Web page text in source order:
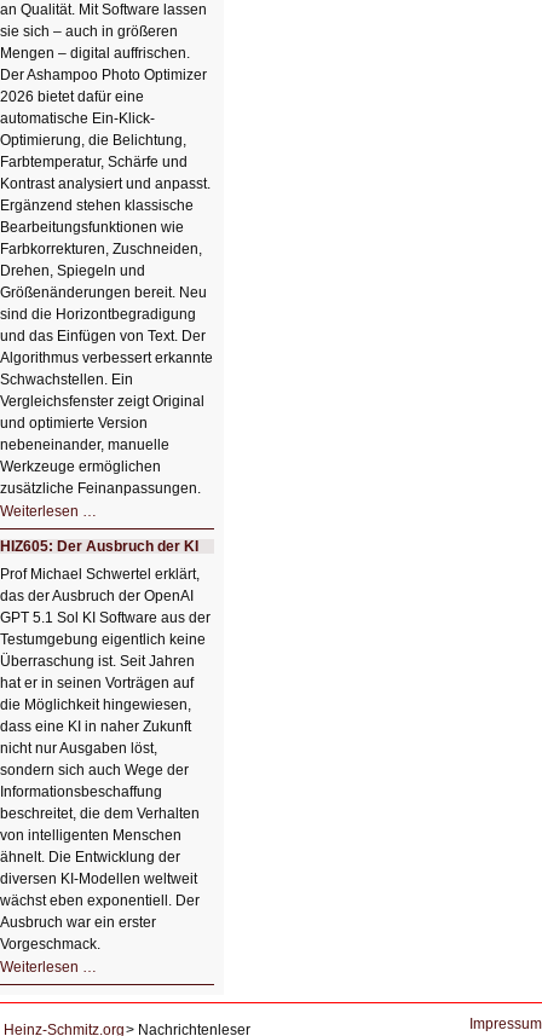
an Qualität. Mit Software lassen
sie sich – auch in größeren
Mengen – digital auffrischen.
Der Ashampoo Photo Optimizer
2026 bietet dafür eine
automatische Ein-Klick-
Optimierung, die Belichtung,
Farbtemperatur, Schärfe und
Kontrast analysiert und anpasst.
Ergänzend stehen klassische
Bearbeitungsfunktionen wie
Farbkorrekturen, Zuschneiden,
Drehen, Spiegeln und
Größenänderungen bereit. Neu
sind die Horizontbegradigung
und das Einfügen von Text. Der
Algorithmus verbessert erkannte
Schwachstellen. Ein
Vergleichsfenster zeigt Original
und optimierte Version
nebeneinander, manuelle
Werkzeuge ermöglichen
zusätzliche Feinanpassungen.
Weiterlesen …
Bildverschönerung
mit
einem
Klick
HIZ606:
Bildverschönerung
mit
einem
Klick
HIZ605: Der Ausbruch der KI
Prof Michael Schwertel erklärt,
das der Ausbruch der OpenAI
GPT 5.1 Sol KI Software aus der
Testumgebung eigentlich keine
Überraschung ist. Seit Jahren
hat er in seinen Vorträgen auf
die Möglichkeit hingewiesen,
dass eine KI in naher Zukunft
nicht nur Ausgaben löst,
sondern sich auch Wege der
Informationsbeschaffung
beschreitet, die dem Verhalten
von intelligenten Menschen
ähnelt. Die Entwicklung der
diversen KI-Modellen weltweit
wächst eben exponentiell. Der
Ausbruch war ein erster
Vorgeschmack.
Weiterlesen …
Der
KI
Heinz-Schmitz.org Nachrichtenleser Impressum